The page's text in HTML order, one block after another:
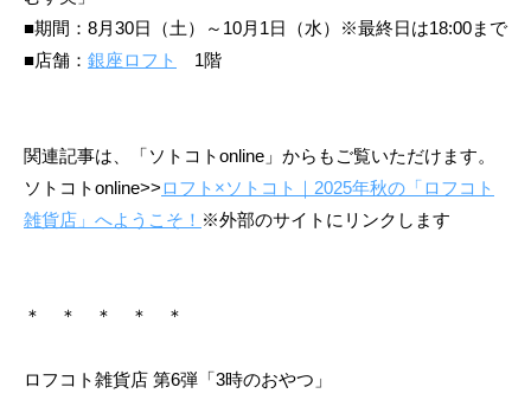
■期間：8月30日（土）～10月1日（水）※最終日は18:00まで
■店舗： 銀座ロフト 1階
関連記事は、「ソトコトonline」からもご覧いただけます。
ソトコトonline>>ロフト×ソトコト｜2025年秋の「ロフコト
雑貨店」へようこそ！ ※外部のサイトにリンクします
＊ ＊ ＊ ＊ ＊
ロフコト雑貨店 第6弾「3時のおやつ」